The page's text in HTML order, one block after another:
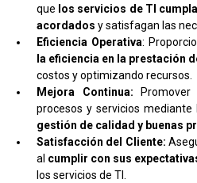
que los servicios de TI
acordados y satisfagan las
Eficiencia Operativa:
la eficiencia en la prestación
costos y optimizando recursos.
Mejora Continua:
procesos y servicios
gestión de calidad y buenas
Satisfacción del Cliente:
al cumplir con sus
los servicios de TI.